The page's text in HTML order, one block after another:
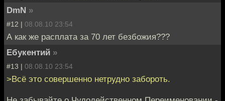
DmN »
#12 | 08.08.10 23:54
А как же расплата за 70 лет безбожия???
Ебукентий »
#13 | 08.08.10 23:54
>Всё это совершенно нетрудно забороть.